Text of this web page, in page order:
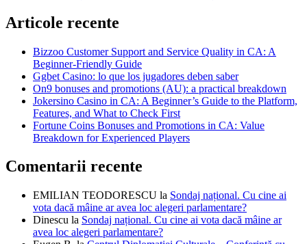
Articole recente
Bizzoo Customer Support and Service Quality in CA: A
Beginner-Friendly Guide
Ggbet Casino: lo que los jugadores deben saber
On9 bonuses and promotions (AU): a practical breakdown
Jokersino Casino in CA: A Beginner’s Guide to the Platform,
Features, and What to Check First
Fortune Coins Bonuses and Promotions in CA: Value
Breakdown for Experienced Players
Comentarii recente
EMILIAN TEODORESCU la Sondaj național. Cu cine ai
vota dacă mâine ar avea loc alegeri parlamentare?
Dinescu la Sondaj național. Cu cine ai vota dacă mâine ar
avea loc alegeri parlamentare?